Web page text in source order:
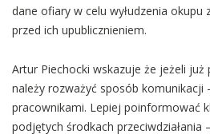
dane ofiary w celu wyłudzenia okupu
przed ich upublicznieniem.
Artur Piechocki wskazuje że jeżeli już
należy rozważyć sposób komunikacji
pracownikami. Lepiej poinformować
podjętych środkach przeciwdziałania